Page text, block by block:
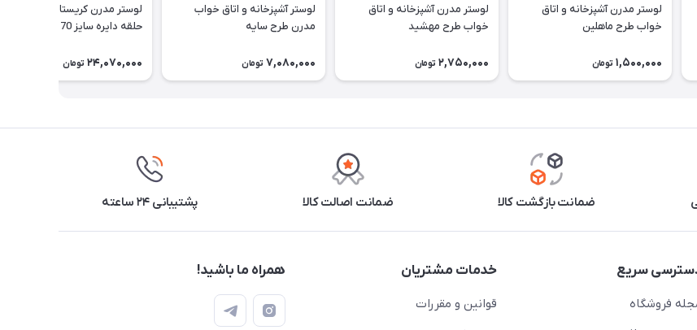
لوستر مدرن آشپزخانه و اتاق
خواب طرح ماهلین
1,500,000 تومان
لوستر مدرن آشپزخانه و اتاق
خواب طرح مهشید
2,750,000 تومان
لوستر آشپزخانه و اتاق خواب
مدرن طرح سایه
7,080,000 تومان 24,070,000 تومان
ضمانت بازگشت کالا ضمانت اصالت کالا پشتیبانی ۲۴ ساعته
سریع
فروشگاه
خدمات مشتریان
قوانین و مقررات
همراه ما باشید!